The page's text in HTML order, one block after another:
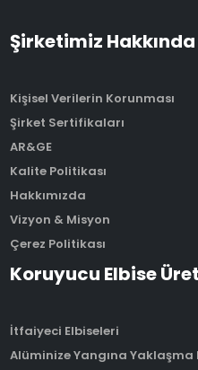
Şirketimiz Hakkında
Kişisel Verilerin Korunması
Şirket Sertifikaları
AR&GE
Kalite Politikası
Hakkımızda
Vizyon & Misyon
Çerez Politikası
Koruyucu Elbise
İtfaiyeci Elbiseleri
Alüminize Yangına Yaklaşma